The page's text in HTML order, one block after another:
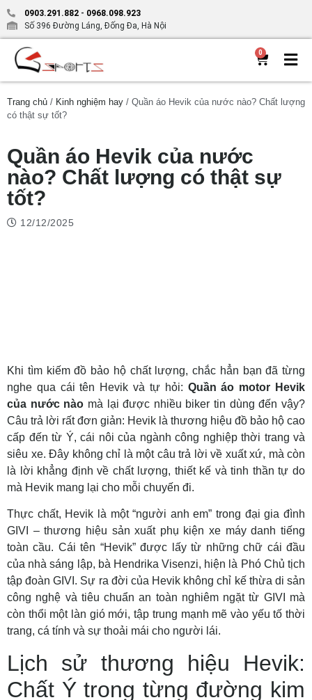
0903.291.882 - 0968.098.923
Số 396 Đường Láng, Đống Đa, Hà Nội
0
Trang chủ / Kinh nghiệm hay / Quần áo Hevik của nước nào? Chất lượng
có thật sự tốt?
Quần áo Hevik của nước
nào? Chất lượng có thật sự
tốt?
12/12/2025
Khi tìm kiếm đồ bảo hộ chất lượng, chắc hẳn bạn đã từng
nghe qua cái tên Hevik và tự hỏi: Quần áo motor Hevik
của nước nào mà lại được nhiều biker tin dùng đến vậy?
Câu trả lời rất đơn giản: Hevik là thương hiệu đồ bảo hộ cao
cấp đến từ Ý, cái nôi của ngành công nghiệp thời trang và
siêu xe. Đây không chỉ là một câu trả lời về xuất xứ, mà còn
là lời khẳng định về chất lượng, thiết kế và tinh thần tự do
mà Hevik mang lại cho mỗi chuyến đi.
Thực chất, Hevik là một “người anh em” trong đại gia đình
GIVI – thương hiệu sản xuất phụ kiện xe máy danh tiếng
toàn cầu. Cái tên “Hevik” được lấy từ những chữ cái đầu
của nhà sáng lập, bà Hendrika Visenzi, hiện là Phó Chủ tịch
tập đoàn GIVI. Sự ra đời của Hevik không chỉ kế thừa di sản
công nghệ và tiêu chuẩn an toàn nghiêm ngặt từ GIVI mà
còn thổi một làn gió mới, tập trung mạnh mẽ vào yếu tố thời
trang, cá tính và sự thoải mái cho người lái.
Lịch sử thương hiệu Hevik:
Chất Ý trong từng đường kim